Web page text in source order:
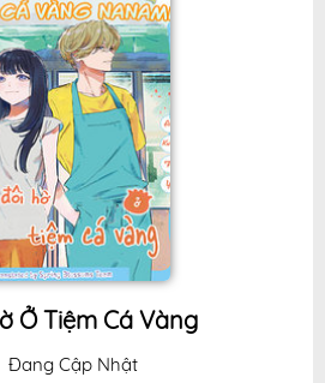
Ở Tiệm Cá Vàng
Đang Cập Nhật